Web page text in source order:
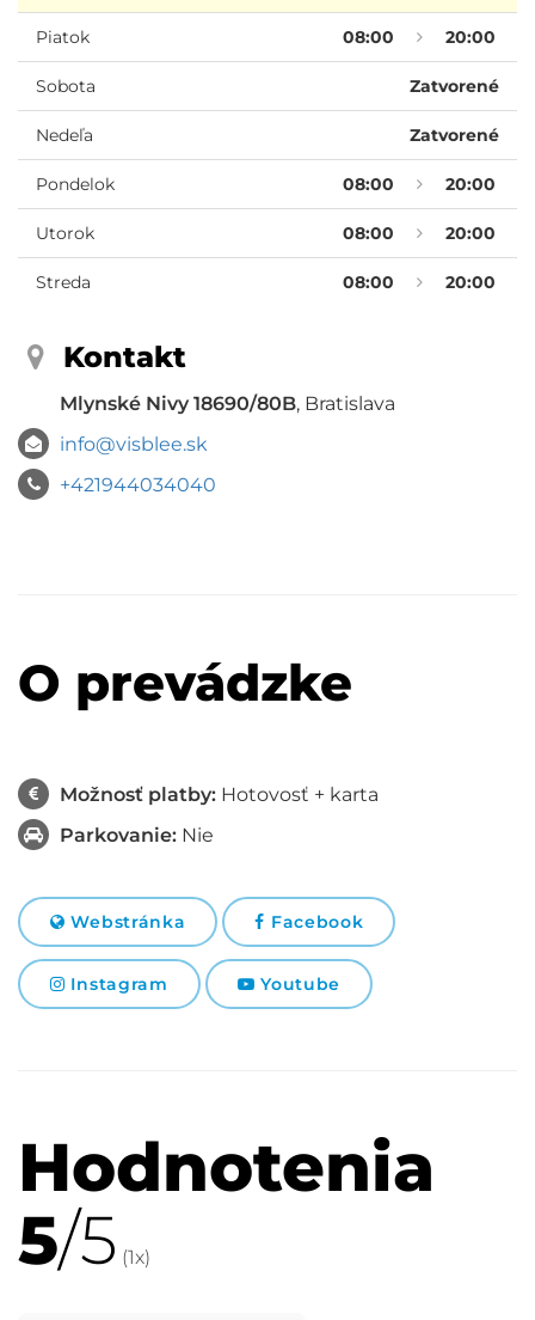
Piatok 08:00 20:00
Sobota Zatvorené
Nedeľa Zatvorené
Pondelok 08:00 20:00
Utorok 08:00 20:00
Streda 08:00 20:00
Kontakt
Mlynské Nivy 18690/80B, Bratislava
info@visblee.sk
+421944034040
O prevádzke
Možnosť platby: Hotovosť + karta
Parkovanie: Nie
Webstránka Facebook
Instagram Youtube
Hodnotenia
5/5 (1x)